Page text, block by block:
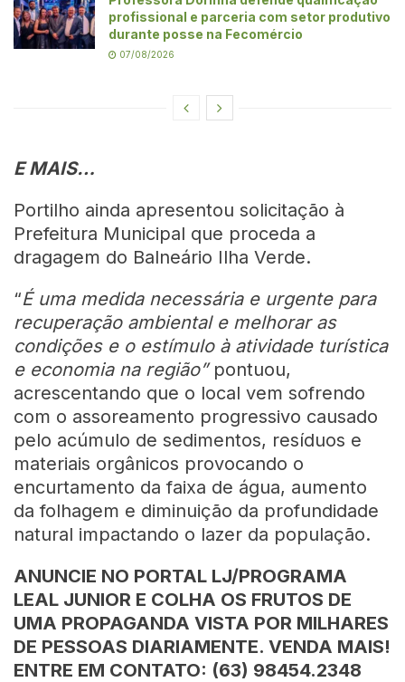
profissional e parceria com setor produtivo
durante posse na Fecomércio
07/08/2026
E MAIS…
Portilho ainda apresentou solicitação à
Prefeitura Municipal que proceda a
dragagem do Balneário Ilha Verde.
“É uma medida necessária e urgente para
recuperação ambiental e melhorar as
condições e o estímulo à atividade turística
e economia na região” pontuou,
acrescentando que o local vem sofrendo
com o assoreamento progressivo causado
pelo acúmulo de sedimentos, resíduos e
materiais orgânicos provocando o
encurtamento da faixa de água, aumento
da folhagem e diminuição da profundidade
natural impactando o lazer da população.
ANUNCIE NO PORTAL LJ/PROGRAMA
LEAL JUNIOR E COLHA OS FRUTOS DE
UMA PROPAGANDA VISTA POR MILHARES
DE PESSOAS DIARIAMENTE. VENDA MAIS!
ENTRE EM CONTATO: (63) 98454.2348